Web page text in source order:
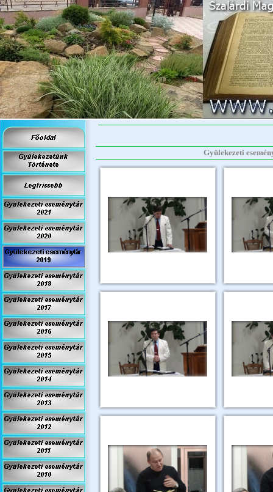
Gyülekezeti